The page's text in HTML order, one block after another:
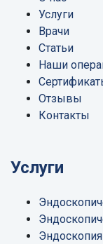
Услуги
Врачи
Статьи
Наши
Отзывы
Контакты
Услуги